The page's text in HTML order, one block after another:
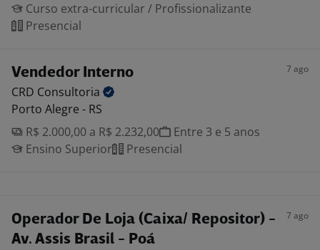
Curso extra-curricular / Profissionalizante
Presencial
Vendedor Interno 7 ago
CRD Consultoria
Porto Alegre - RS
R$ 2.000,00 a R$ 2.232,00
Entre 3 e 5 anos
Ensino Superior
Presencial
Operador De Loja (Caixa/ Repositor) -
Av. Assis Brasil - Poá
7 ago